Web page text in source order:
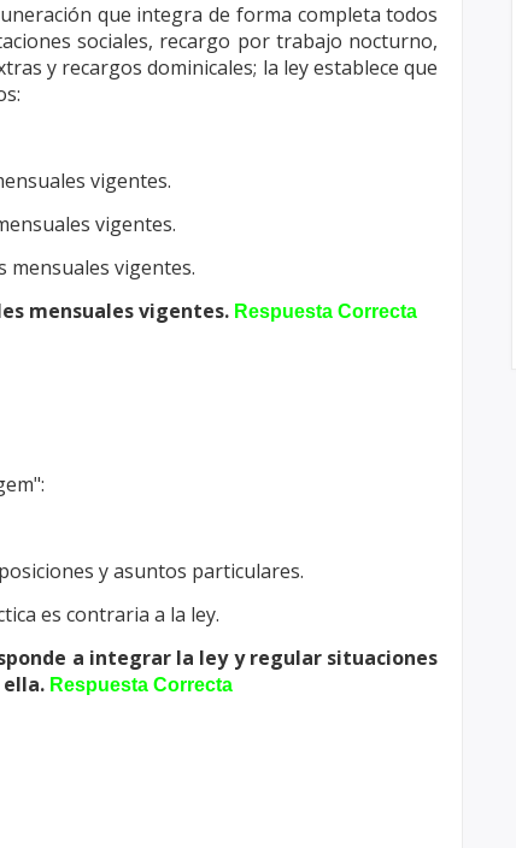
que integra de forma completa todos
sociales, recargo por trabajo nocturno,
y recargos dominicales; la ley establece que
vigentes.
vigentes.
mensuales vigentes.
mensuales vigentes. Respuesta Correcta
y asuntos particulares.
es contraria a la ley.
a integrar la ley y regular situaciones
Respuesta Correcta